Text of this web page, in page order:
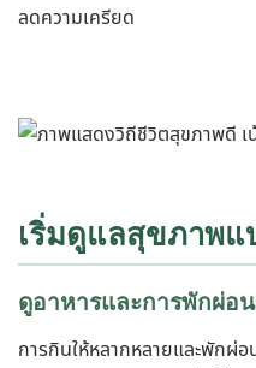
ลดความเครียด
เริ่มดูแลสุขภาพแ
ดูอาหารและการพักผ่อ
การกินให้หลากหลายและพักผ่